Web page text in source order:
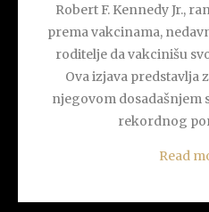
Robert F. Kennedy Jr.,
prema vakcinama,
roditelje da vakcinišu
Ova izjava predstavlja
njegovom dosadašnjem
rekordnog
Read